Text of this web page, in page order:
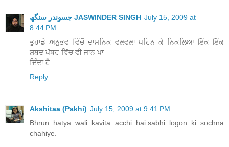
جسوندر سنگھ JASWINDER SINGH July 15, 2009 at
8:44 PM
ਤੁਹਾਡੇ ਅਨੁਭਵ ਵਿੱਚੋਂ ਦਾਮਨਿਕ ਵਲਵਲਾ ਪਹਿਨ ਕੇ ਨਿਕਲਿਆ ਇੱਕ ਇੱਕ
ਸ਼ਬਦ ਪੱਥਰ ਵਿੱਚ ਵੀ ਜਾਨ ਪਾ
ਦਿੰਦਾ ਹੈ
Reply
Akshitaa (Pakhi) July 15, 2009 at 9:41 PM
Bhrun hatya wali kavita acchi hai.sabhi logon ki sochna
chahiye.